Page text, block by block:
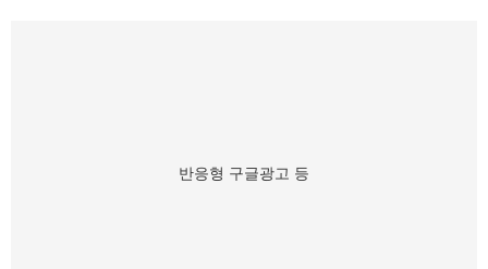
반응형 구글광고 등